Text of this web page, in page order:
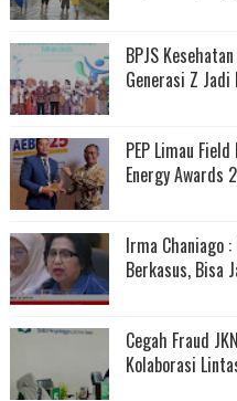
BPJS
Generasi Z
PEP Limau
Energy Awards
Irma Chaniago
Berkasus, Bisa
Cegah Fraud
Kolaborasi